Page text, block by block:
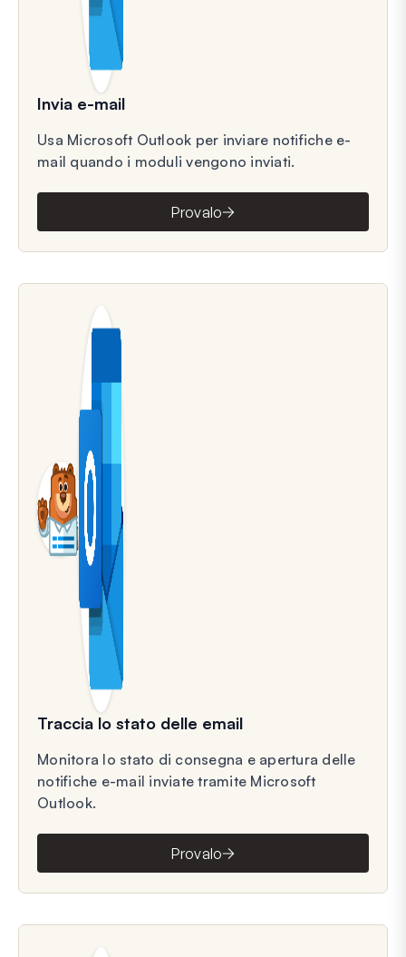
Invia e-mail
Usa Microsoft Outlook per inviare notifiche e-
mail quando i moduli vengono inviati.
Provalo
Traccia lo stato delle email
Monitora lo stato di consegna e apertura delle
notifiche e-mail inviate tramite Microsoft
Outlook.
Provalo